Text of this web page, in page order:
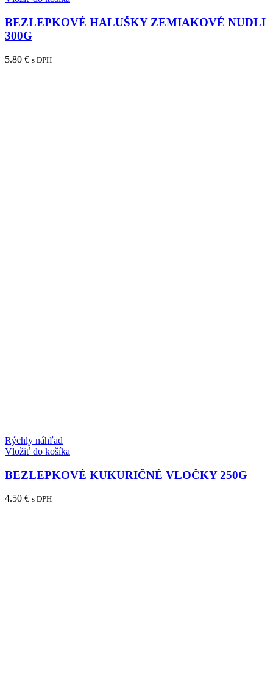
BEZLEPKOVÉ HALUŠKY ZEMIAKOVÉ NUDLI
300G
5.80 € s DPH
Rýchly náhľad
Vložiť do košíka
BEZLEPKOVÉ KUKURIČNÉ VLOČKY 250G
4.50 € s DPH